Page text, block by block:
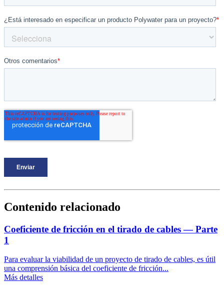
Contenido relacionado
Coeficiente de fricción en el tirado de cables — Parte
1
Para evaluar la viabilidad de un proyecto de tirado de cables, es útil
una comprensión básica del coeficiente de fricción...
Más detalles